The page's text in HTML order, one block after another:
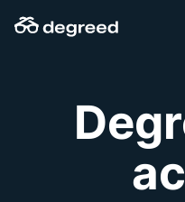
au